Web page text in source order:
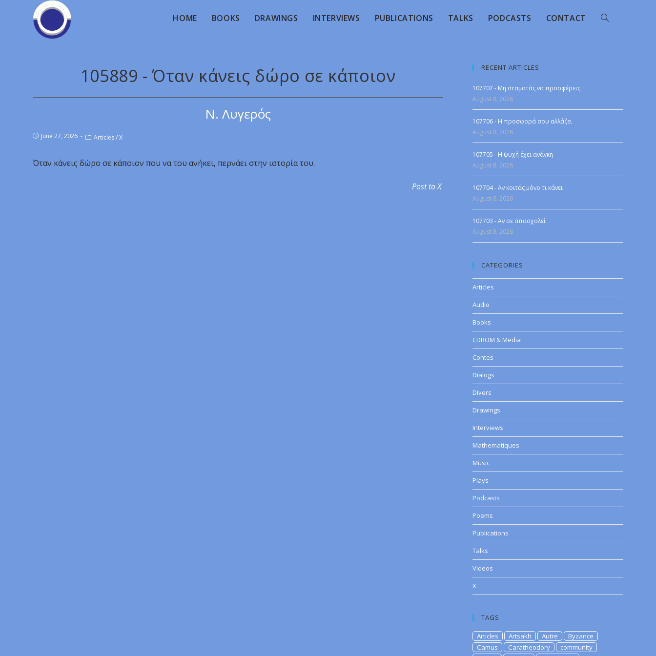
HOME BOOKS DRAWINGS INTERVIEWS PUBLICATIONS TALKS PODCASTS CONTACT
105889 - Όταν κάνεις δώρο σε κάποιον
Ν. Λυγερός
June 27, 2026 Articles/X
Όταν κάνεις δώρο σε κάποιον που να του ανήκει, περνάει στην ιστορία του.
Post to X
RECENT ARTICLES
107707 - Μη σταματάς να προσφέρεις
August 8, 2026
107706 - Η προσφορά σου αλλάζει
August 8, 2026
107705 - Η ψυχή έχει ανάγκη
August 8, 2026
107704 - Αν κοιτάς μόνο τι κάνει
August 8, 2026
107703 - Αν σε απασχολεί
August 8, 2026
CATEGORIES
Articles
Audio
Books
CDROM & Media
Contes
Dialogs
Divers
Drawings
Interviews
Mathematiques
Music
Plays
Podcasts
Poems
Publications
Talks
Videos
X
TAGS
Articles Artsakh Autre
Byzance
Camus
Caratheodory
community